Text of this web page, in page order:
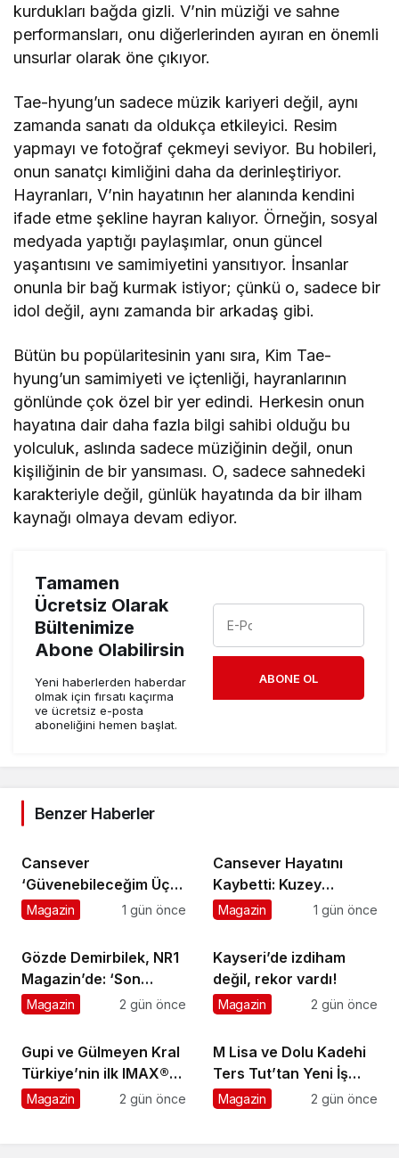
kurdukları bağda gizli. V’nin müziği ve sahne
performansları, onu diğerlerinden ayıran en önemli
unsurlar olarak öne çıkıyor.
Tae-hyung’un sadece müzik kariyeri değil, aynı
zamanda sanatı da oldukça etkileyici. Resim
yapmayı ve fotoğraf çekmeyi seviyor. Bu hobileri,
onun sanatçı kimliğini daha da derinleştiriyor.
Hayranları, V’nin hayatının her alanında kendini
ifade etme şekline hayran kalıyor. Örneğin, sosyal
medyada yaptığı paylaşımlar, onun güncel
yaşantısını ve samimiyetini yansıtıyor. İnsanlar
onunla bir bağ kurmak istiyor; çünkü o, sadece bir
idol değil, aynı zamanda bir arkadaş gibi.
Bütün bu popülaritesinin yanı sıra, Kim Tae-
hyung’un samimiyeti ve içtenliği, hayranlarının
gönlünde çok özel bir yer edindi. Herkesin onun
hayatına dair daha fazla bilgi sahibi olduğu bu
yolculuk, aslında sadece müziğinin değil, onun
kişiliğinin de bir yansıması. O, sadece sahnedeki
karakteriyle değil, günlük hayatında da bir ilham
kaynağı olmaya devam ediyor.
Tamamen
Ücretsiz Olarak
Bültenimize
Abone Olabilirsin
Yeni haberlerden haberdar
olmak için fırsatı kaçırma
ve ücretsiz e-posta
aboneliğini hemen başlat.
ABONE OL
Benzer Haberler
Cansever
‘Güvenebileceğim Üç
İnsandan Biri’ Demişti:
Cansever’e Duygusal
Veda
Magazin 1 gün önce
Cansever Hayatını
Kaybetti: Kuzey
Makedonya’da
Magazin 1 gün önce
Gözde Demirbilek, NR1
Magazin’de: ‘Son
assolist olarak var
Magazin 2 gün önce
Kayseri’de izdiham
değil, rekor vardı!
Magazin 2 gün önce
Gupi ve Gülmeyen Kral
Türkiye’nin ilk IMAX®
animasyon filmi oluyor
Magazin 2 gün önce
M Lisa ve Dolu Kadehi
Ters Tut’tan Yeni İş
Birliği: Vişne
Magazin 2 gün önce